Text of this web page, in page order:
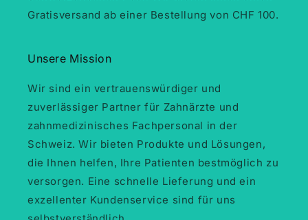
Gratisversand ab einer Bestellung von CHF 100.
Unsere Mission
Wir sind ein vertrauenswürdiger und
zuverlässiger Partner für Zahnärzte und
zahnmedizinisches Fachpersonal in der
Schweiz. Wir bieten Produkte und Lösungen,
die Ihnen helfen, Ihre Patienten bestmöglich zu
versorgen. Eine schnelle Lieferung und ein
exzellenter Kundenservice sind für uns